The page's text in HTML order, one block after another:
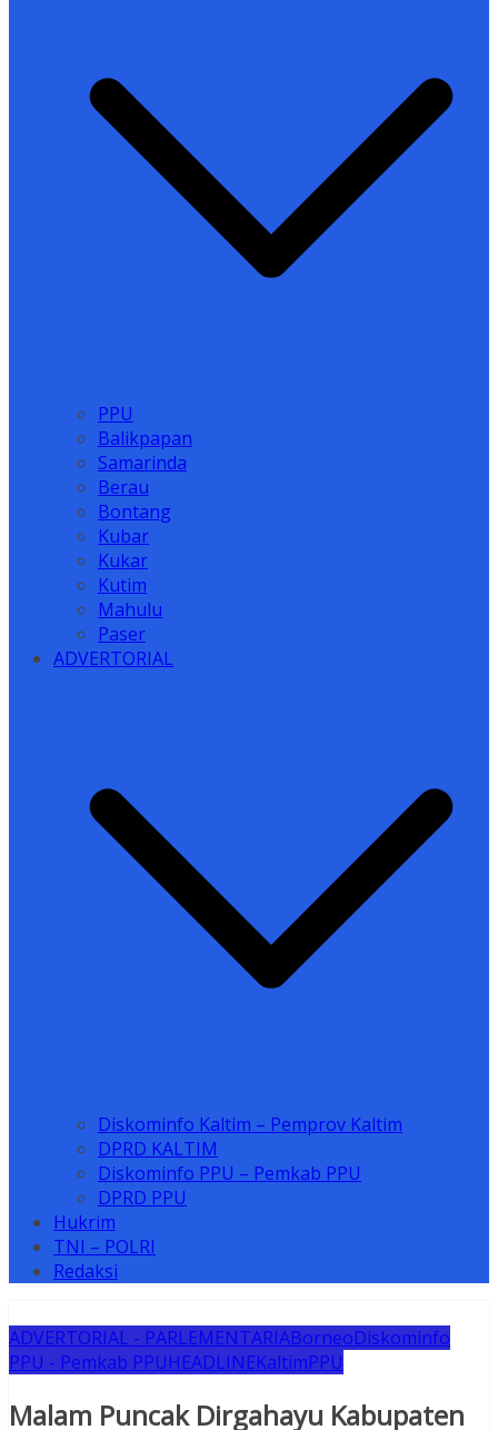
PPU
Balikpapan
Samarinda
Berau
Bontang
Kubar
Kukar
Kutim
Mahulu
Paser
ADVERTORIAL
Diskominfo Kaltim – Pemprov Kaltim
DPRD KALTIM
Diskominfo PPU – Pemkab PPU
DPRD PPU
Hukrim
TNI – POLRI
Redaksi
ADVERTORIAL - PARLEMENTARIABorneoDiskominfo
PPU - Pemkab PPUHEADLINEKaltimPPU
Malam Puncak Dirgahayu Kabupaten